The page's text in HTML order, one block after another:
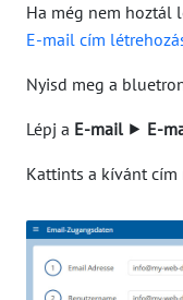
Ha még nem hoztál
E-mail cím
Nyisd meg a
Lépj a E-mail⯈ E-
Kattints a kívánt